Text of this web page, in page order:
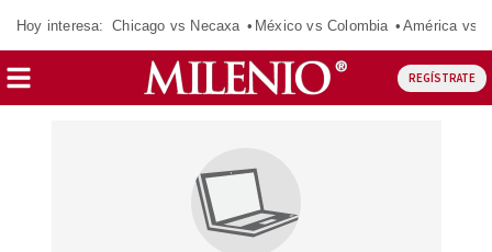
Hoy interesa: Chicago vs Necaxa México vs Colombia América vs
REGÍSTRATE